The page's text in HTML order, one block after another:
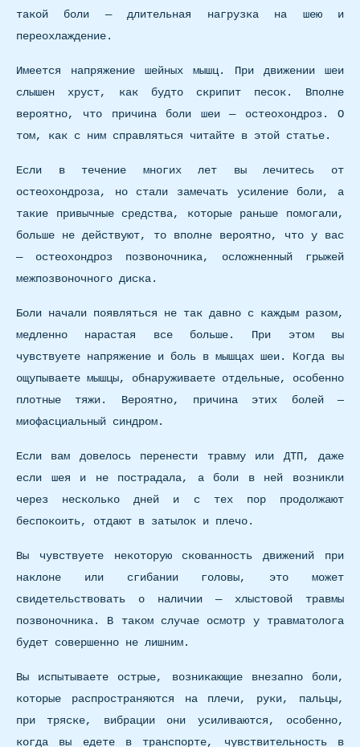
такой боли — длительная нагрузка на шею и
переохлаждение.
Имеется напряжение шейных мышц. При движении шеи
слышен хруст, как будто скрипит песок. Вполне
вероятно, что причина боли шеи — остеохондроз. О
том, как с ним справляться читайте в этой статье.
Если в течение многих лет вы лечитесь от
остеохондроза, но стали замечать усиление боли, а
такие привычные средства, которые раньше помогали,
больше не действуют, то вполне вероятно, что у вас
— остеохондроз позвоночника, осложненный грыжей
межпозвоночного диска.
Боли начали появляться не так давно с каждым разом,
медленно нарастая все больше. При этом вы
чувствуете напряжение и боль в мышцах шеи. Когда вы
ощупываете мышцы, обнаруживаете отдельные, особенно
плотные тяжи. Вероятно, причина этих болей —
миофасциальный синдром.
Если вам довелось перенести травму или ДТП, даже
если шея и не пострадала, а боли в ней возникли
через несколько дней и с тех пор продолжают
беспокоить, отдают в затылок и плечо.
Вы чувствуете некоторую скованность движений при
наклоне или сгибании головы, это может
свидетельствовать о наличии — хлыстовой травмы
позвоночника. В таком случае осмотр у травматолога
будет совершенно не лишним.
Вы испытываете острые, возникающие внезапно боли,
которые распространяются на плечи, руки, пальцы,
при тряске, вибрации они усиливаются, особенно,
когда вы едете в транспорте, чувствительность в